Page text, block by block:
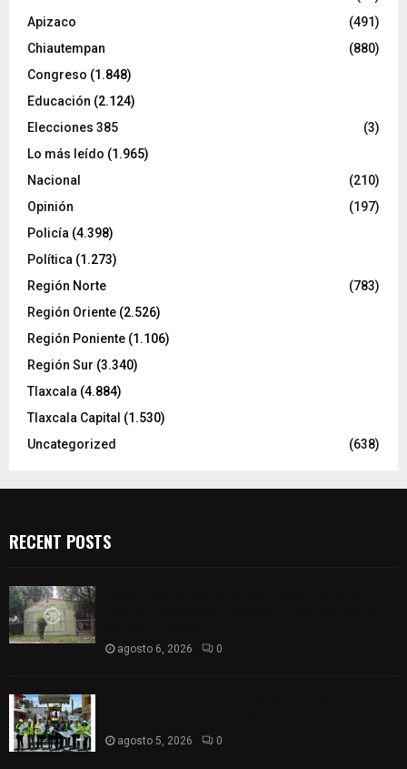
Apizaco
(491)
Chiautempan
(880)
Congreso (1.848)
Educación (2.124)
Elecciones 385
(3)
Lo más leído (1.965)
Nacional
(210)
Opinión
(197)
Policía (4.398)
Política (1.273)
Región Norte
(783)
Región Oriente (2.526)
Región Poniente (1.106)
Región Sur (3.340)
Tlaxcala (4.884)
Tlaxcala Capital (1.530)
Uncategorized
(638)
RECENT POSTS
agosto 6, 2026 0
agosto 5, 2026 0